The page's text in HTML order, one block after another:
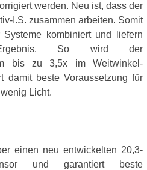
werden. Neu ist, dass der
I.S. zusammen arbeiten. Somit
kombiniert und liefern
So wird der
bis zu 3,5x im Weitwinkel-
damit beste Voraussetzung für
Licht.
einen neu entwickelten 20,3-
und garantiert beste